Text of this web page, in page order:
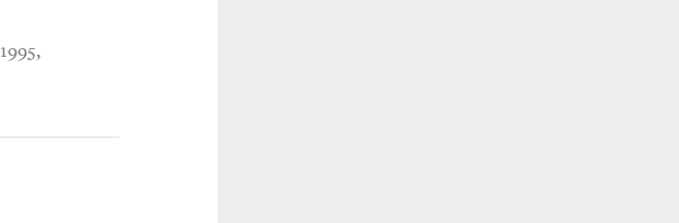
1995,